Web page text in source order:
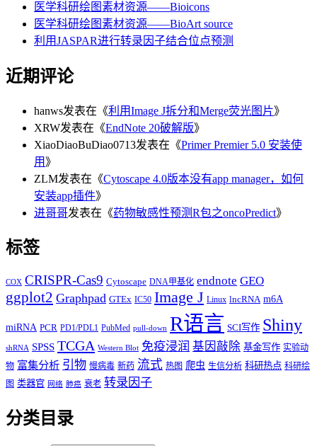
医学科研绘图素材资源——Bioicons
医学科研绘图素材资源——BioArt source
利用JASPAR进行转录因子结合位点预测
近期评论
hanws发表在《利用Image J拆分和Merge荧光图片》
XRW发表在《EndNote 20破解版》
XiaoDiaoBuDiao0713发表在《Primer Premier 5.0 安装使
用 》
ZLM发表在《Cytoscape 4.0版本没有app manager，如何
安装app插件》
进哥哥发表在《药物敏感性预测R包之oncoPredict》
标签
COX CRISPR-Cas9 Cytoscape DNA甲基化 endnote GEO
ggplot2 Graphpad GTEx IC50 Image J Linux lncRNA m6A
miRNA PCR PD1/PDL1 PubMed pull-down R语言 SCI写作 Shiny
shRNA SPSS TCGA Western Blot 免疫浸润 基因敲除 基金写作 实验动
物 富集分析 引物 慢病毒 新药 流式 热图 爬虫 生信分析 科研热点 科研绘
图 类器官 网络 肺癌 衰老 转录因子
分类目录